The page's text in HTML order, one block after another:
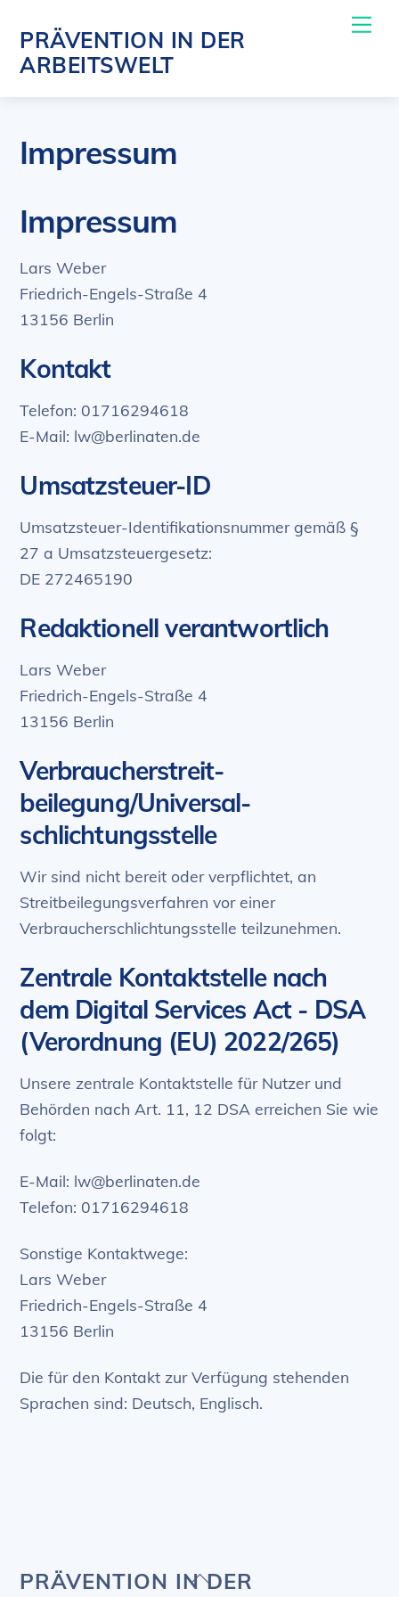
content
PRÄVENTION IN DER
ARBEITSWELT
Impressum
Impressum
Lars Weber
Friedrich-Engels-Straße 4
13156 Berlin
Kontakt
Telefon: 01716294618
E-Mail: lw@berlinaten.de
Umsatzsteuer-ID
Umsatzsteuer-Identifikationsnummer gemäß §
27 a Umsatzsteuergesetz:
DE 272465190
Redaktionell verantwortlich
Lars Weber
Friedrich-Engels-Straße 4
13156 Berlin
Verbraucher­streit­
beilegung/Universal­
schlichtungs­stelle
Wir sind nicht bereit oder verpflichtet, an
Streitbeilegungsverfahren vor einer
Verbraucherschlichtungsstelle teilzunehmen.
Zentrale Kontaktstelle nach
dem Digital Services Act - DSA
(Verordnung (EU) 2022/265)
Unsere zentrale Kontaktstelle für Nutzer und
Behörden nach Art. 11, 12 DSA erreichen Sie wie
folgt:
E-Mail: lw@berlinaten.de
Telefon: 01716294618
Sonstige Kontaktwege:
Lars Weber
Friedrich-Engels-Straße 4
13156 Berlin
Die für den Kontakt zur Verfügung stehenden
Sprachen sind: Deutsch, Englisch.
Back
PRÄVENTION IN DER